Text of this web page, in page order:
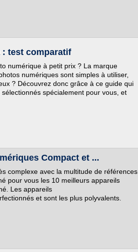
: test comparatif
numérique à petit prix ? La marque
numériques sont simples à utiliser,
? Découvrez donc grâce à ce guide qui
spécialement pour vous, et
Compact et ...
complexe avec la multitude de références
pour vous les 10 meilleurs appareils
Les appareils
et sont les plus polyvalents.